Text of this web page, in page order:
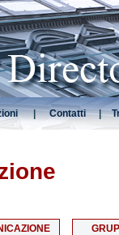
| Contatti |